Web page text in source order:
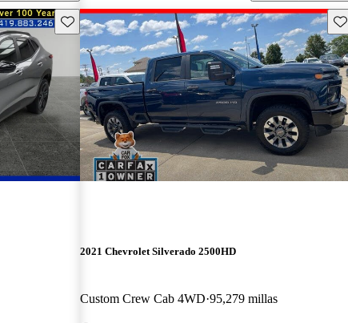
Guarda este Aviso
2021 Chevrolet Silverado 2500HD
Custom Crew Cab 4WD 95,279 millas